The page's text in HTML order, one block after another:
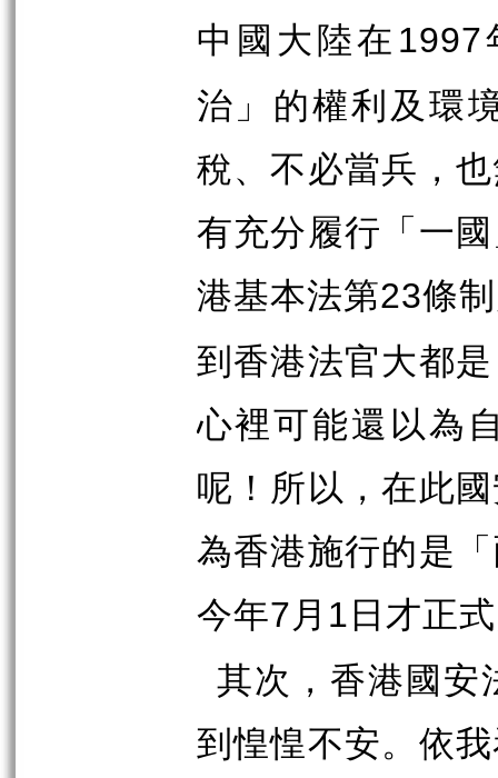
中國大陸在 1997
治」的權利及環
稅、不必當兵，
有充分履行「一
港基本法第23條
到香港法官大都
心裡可能還以為
呢！所以，在此
為香港施行的是
今年7月 1日才正
其次，香港國安
到惶惶不安。依